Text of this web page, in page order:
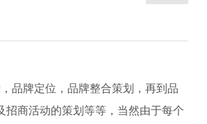
品牌定位，品牌整合策划，再到品
招商活动的策划等等，当然由于每个